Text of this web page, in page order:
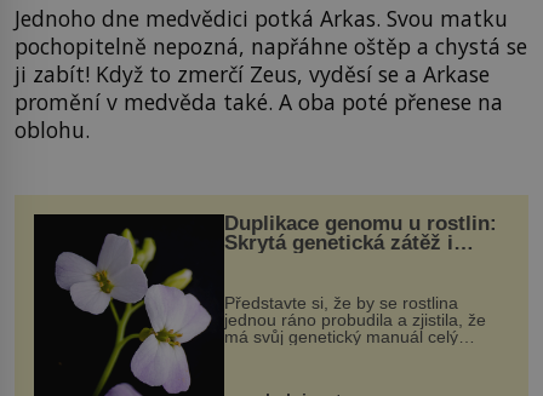
Jednoho dne medvědici potká Arkas. Svou matku
pochopitelně nepozná, napřáhne oštěp a chystá se
ji zabít! Když to zmerčí Zeus, vyděsí se a Arkase
promění v medvěda také. A oba poté přenese na
oblohu.
Duplikace genomu u rostlin:
Skrytá genetická zátěž i
Představte si, že by se rostlina
jednou ráno probudila a zjistila, že
má svůj genetický manuál celý